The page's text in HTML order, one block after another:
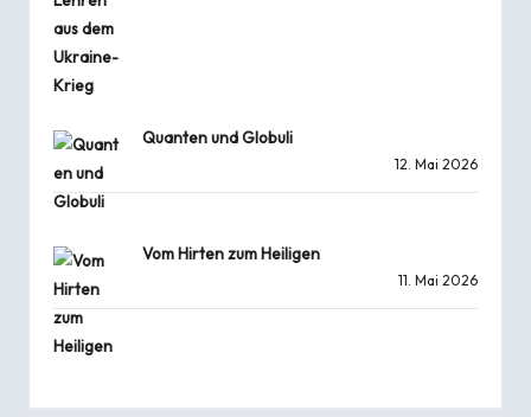
Quanten und Globuli
12. Mai 2026
Vom Hirten zum Heiligen
11. Mai 2026